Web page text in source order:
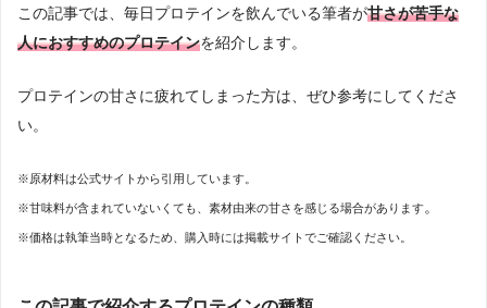
この記事では、毎日プロテインを飲んでいる筆者が甘さが苦手な
人におすすめのプロテインを紹介します。
プロテインの甘さに疲れてしまった方は、ぜひ参考にしてくださ
い。
※原材料は公式サイトから引用しています。
※甘味料が含まれていないくても、素材由来の甘さを感じる場合があります。
※価格は執筆当時となるため、購入時には掲載サイトでご確認ください。